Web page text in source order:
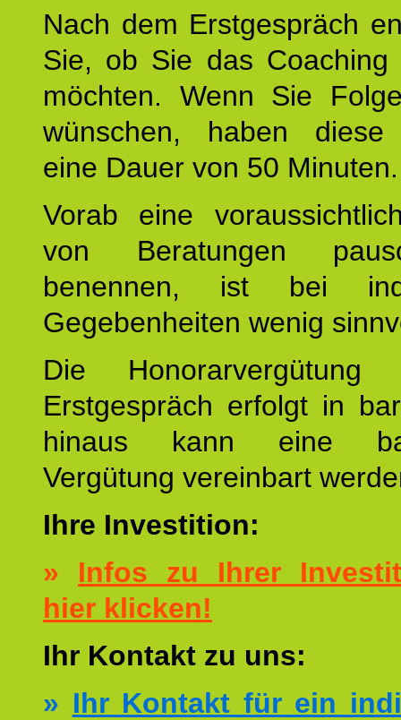
Nach dem Erstgespräch
Sie, ob Sie das Coaching
möchten. Wenn Sie
wünschen, haben diese
eine Dauer von 50 Minuten.
Vorab eine
von Beratungen
benennen, ist bei
Gegebenheiten wenig
Die
Erstgespräch erfolgt in
hinaus kann eine
Vergütung vereinbart
Ihre Investition:
» Infos zu Ihrer
hier klicken!
Ihr Kontakt zu uns:
» Ihr Kontakt für ein